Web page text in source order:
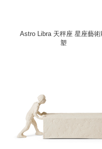
Astro Libra 天秤座 星座藝術
塑